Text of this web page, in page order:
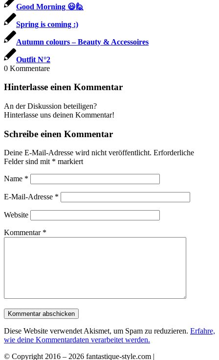
Good Morning 😃🙋
Spring is coming :)
Autumn colours – Beauty & Accessoires
Outfit N°2
0 Kommentare
Hinterlasse einen Kommentar
An der Diskussion beteiligen?
Hinterlasse uns deinen Kommentar!
Schreibe einen Kommentar
Deine E-Mail-Adresse wird nicht veröffentlicht. Erforderliche
Felder sind mit * markiert
Name *
E-Mail-Adresse *
Website
Kommentar *
Diese Website verwendet Akismet, um Spam zu reduzieren. Erfahre,
wie deine Kommentardaten verarbeitet werden.
© Copyright 2016 – 2026 fantastique-style.com |